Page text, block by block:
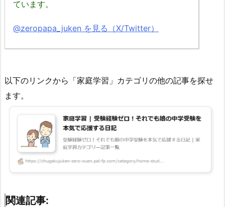
ています。
@zeropapa_juken を見る（X/Twitter）
以下のリンクから「家庭学習」カテゴリの他の記事を探せ
ます。
関連記事: